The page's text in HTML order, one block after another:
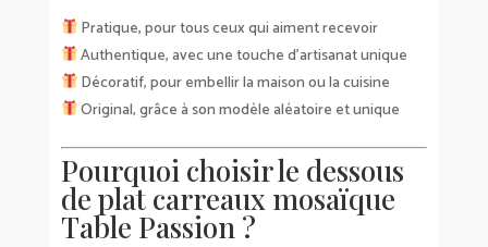
Pratique, pour tous ceux qui aiment recevoir
Authentique, avec une touche d’artisanat unique
Décoratif, pour embellir la maison ou la cuisine
Original, grâce à son modèle aléatoire et unique
Pourquoi choisir le dessous
de plat carreaux mosaïque
Table Passion ?